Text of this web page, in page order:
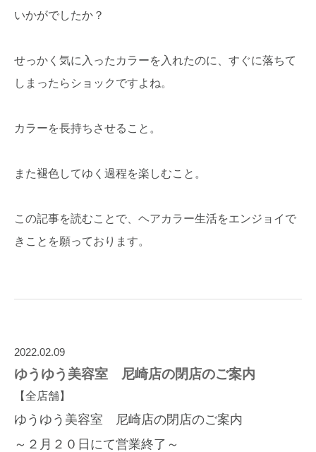
いかがでしたか？
せっかく気に入ったカラーを入れたのに、すぐに落ちて
しまったらショックですよね。
カラーを長持ちさせること。
また褪色してゆく過程を楽しむこと。
この記事を読むことで、ヘアカラー生活をエンジョイで
きことを願っております。
2022.02.09
ゆうゆう美容室 尼崎店の閉店のご案内
【全店舗】
ゆうゆう美容室 尼崎店の閉店のご案内
～２月２０日にて営業終了～